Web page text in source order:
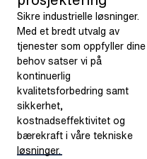
Sikre industrielle løsninger.
Med et bredt utvalg av
tjenester som oppfyller dine
behov satser vi på
kontinuerlig
kvalitetsforbedring samt
sikkerhet,
kostnadseffektivitet og
bærekraft i våre tekniske
løsninger.